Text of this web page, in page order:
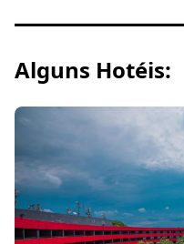
Alguns Hotéis: